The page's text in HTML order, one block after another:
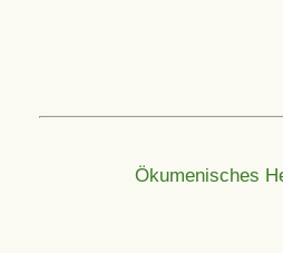
Ökumenisches